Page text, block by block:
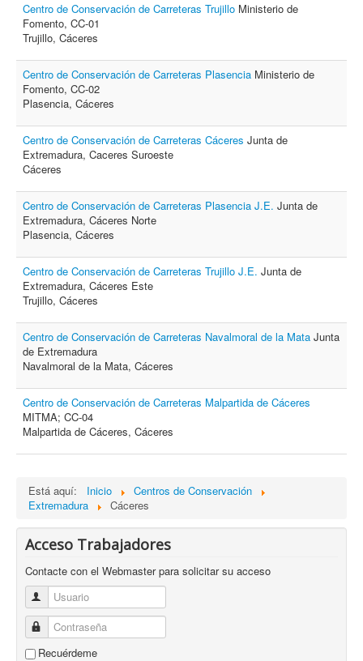
Centro de Conservación de Carreteras Trujillo Ministerio de
Fomento, CC-01
Trujillo, Cáceres
Centro de Conservación de Carreteras Plasencia Ministerio de
Fomento, CC-02
Plasencia, Cáceres
Centro de Conservación de Carreteras Cáceres Junta de
Extremadura, Caceres Suroeste
Cáceres
Centro de Conservación de Carreteras Plasencia J.E. Junta de
Extremadura, Cáceres Norte
Plasencia, Cáceres
Centro de Conservación de Carreteras Trujillo J.E. Junta de
Extremadura, Cáceres Este
Trujillo, Cáceres
Centro de Conservación de Carreteras Navalmoral de la Mata Junta
de Extremadura
Navalmoral de la Mata, Cáceres
Centro de Conservación de Carreteras Malpartida de Cáceres
MITMA; CC-04
Malpartida de Cáceres, Cáceres
Está aquí: Inicio
Centros de Conservación
Extremadura
Cáceres
Acceso Trabajadores
Contacte con el Webmaster para solicitar su acceso
Usuario
Contraseña
Recuérdeme